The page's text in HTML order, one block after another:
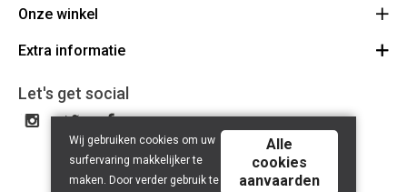
Onze winkel
Lippenslaan 12
Route
Tel: +32 50 62 83 43
BE 0464.125.105
Extra informatie
Algemene Voorwaarden
Privacy Policy
Let's get social
Wij gebruiken cookies om uw
surfervaring makkelijker te
maken. Door verder gebruik te
Alle
cookies
aanvaarden